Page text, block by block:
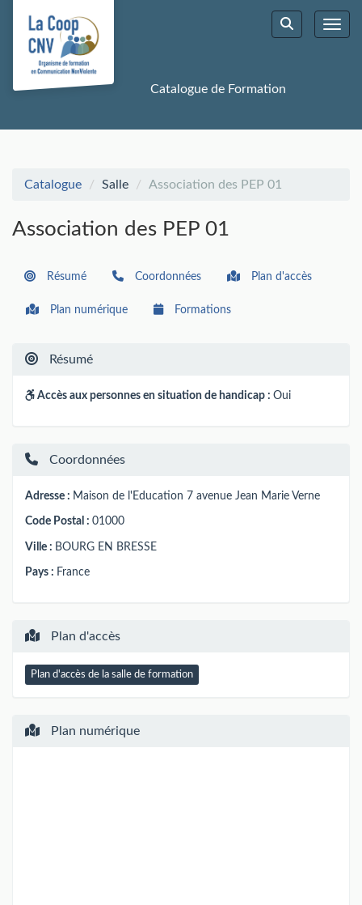
Aller au menu principal
Aller au contenu principal
Personnaliser l'interface
Rechercher
Catalogue de Formation
Catalogue Salle Association des PEP 01
Association des PEP 01
Résumé Coordonnées Plan d'accès
Plan numérique Formations
Résumé
Accès aux personnes en situation de handicap : Oui
Coordonnées
Adresse : Maison de l'Education 7 avenue Jean Marie Verne
Code Postal : 01000
Ville : BOURG EN BRESSE
Pays : France
Plan d'accès
Plan d'accès de la salle de formation
Plan numérique